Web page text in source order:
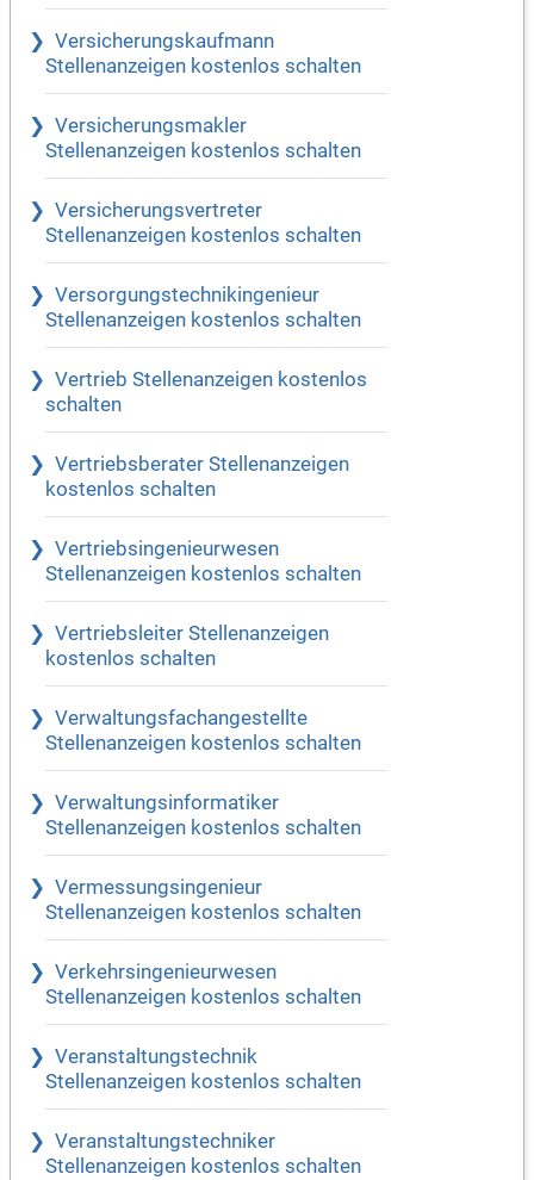
Versicherungskaufmann
Stellenanzeigen kostenlos schalten
Versicherungsmakler
Stellenanzeigen kostenlos schalten
Versicherungsvertreter
Stellenanzeigen kostenlos schalten
Versorgungstechnikingenieur
Stellenanzeigen kostenlos schalten
Vertrieb Stellenanzeigen kostenlos
schalten
Vertriebsberater Stellenanzeigen
kostenlos schalten
Vertriebsingenieurwesen
Stellenanzeigen kostenlos schalten
Vertriebsleiter Stellenanzeigen
kostenlos schalten
Verwaltungsfachangestellte
Stellenanzeigen kostenlos schalten
Verwaltungsinformatiker
Stellenanzeigen kostenlos schalten
Vermessungsingenieur
Stellenanzeigen kostenlos schalten
Verkehrsingenieurwesen
Stellenanzeigen kostenlos schalten
Veranstaltungstechnik
Stellenanzeigen kostenlos schalten
Veranstaltungstechniker
Stellenanzeigen kostenlos schalten